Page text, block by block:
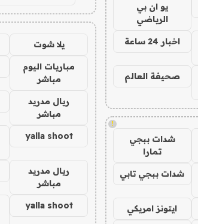
يو ان بي
الرياضي
اخبار 24 ساعة
صحيفة العالم
!
شدات ببجي
تمارا
شدات ببجي تابي
ايتونز امريكي
يلا شوت
مباريات اليوم
مباشر
ريال مدريد
مباشر
yalla shoot
ريال مدريد
مباشر
yalla shoot